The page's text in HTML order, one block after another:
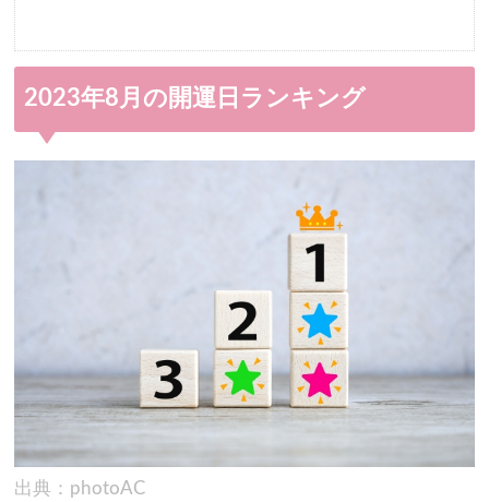
2023年8月の開運日ランキング
出典：photoAC